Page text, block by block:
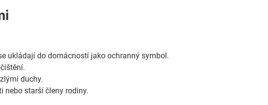
ukládají do domácností jako ochranný symbol.
duchy.
nebo starší členy rodiny.